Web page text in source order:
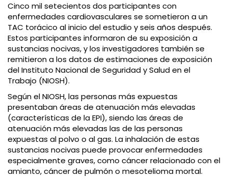
Cinco mil setecientos dos participantes con
enfermedades cardiovasculares se sometieron a un
TAC torácico al inicio del estudio y seis años después.
Estos participantes informaron de su exposición a
sustancias nocivas, y los investigadores también se
remitieron a los datos de estimaciones de exposición
del Instituto Nacional de Seguridad y Salud en el
Trabajo (NIOSH).
Según el NIOSH, las personas más expuestas
presentaban áreas de atenuación más elevadas
(características de la EPI), siendo las áreas de
atenuación más elevadas las de las personas
expuestas al polvo o al gas. La inhalación de estas
sustancias nocivas puede provocar enfermedades
especialmente graves, como cáncer relacionado con el
amianto, cáncer de pulmón o mesotelioma mortal.